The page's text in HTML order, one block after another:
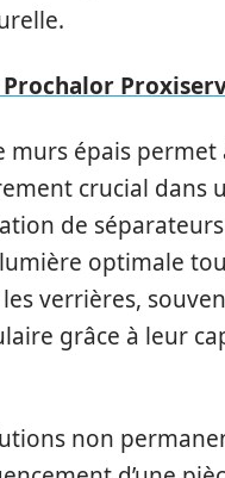
murs épais
crucial dans
de
optimale
verrières,
grâce à leur
non